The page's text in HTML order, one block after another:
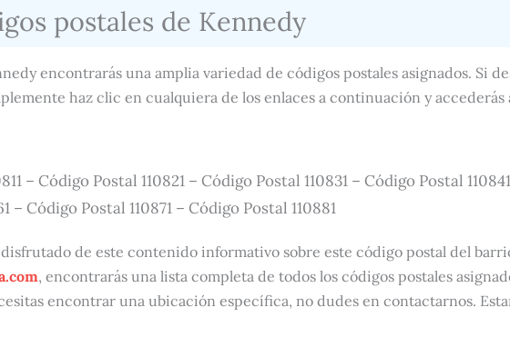
postales de Kennedy
encontrarás una amplia variedad de códigos postales asignados. Si
haz clic en cualquiera de los enlaces a continuación y
– Código Postal 110821 – Código Postal 110831 – Código Postal
– Código Postal 110871 – Código Postal 110881
disfrutado de este contenido informativo sobre este código postal del
, encontrarás una lista completa de todos los códigos postales
encontrar una ubicación específica, no dudes en contactarnos.